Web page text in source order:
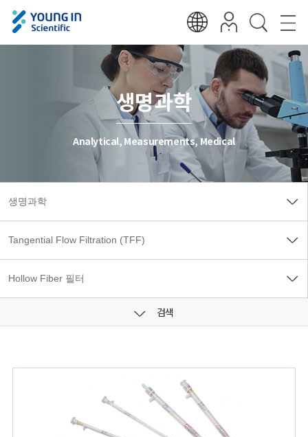
생명과학
Analytical, Measurements, Medical
검색